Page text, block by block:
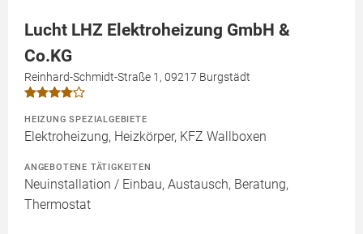
Lucht LHZ Elektroheizung GmbH &
Co.KG
Reinhard-Schmidt-Straße 1, 09217 Burgstädt
HEIZUNG SPEZIALGEBIETE
Elektroheizung, Heizkörper, KFZ Wallboxen
ANGEBOTENE TÄTIGKEITEN
Neuinstallation / Einbau, Austausch, Beratung,
Thermostat